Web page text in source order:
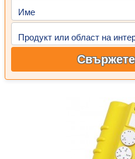
Име
Продукт или област на